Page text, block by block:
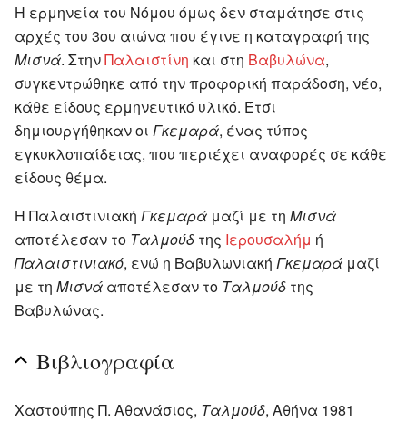
Η ερμηνεία του Νόμου όμως δεν σταμάτησε στις
αρχές του 3ου αιώνα που έγινε η καταγραφή της
Μισνά. ΣτηνΠαλαιστίνη και στη Βαβυλώνα,
συγκεντρώθηκε από την προφορική παράδοση, νέο,
κάθε είδους ερμηνευτικό υλικό. Έτσι
δημιουργήθηκαν οι Γκεμαρά, ένας τύπος
εγκυκλοπαίδειας, που περιέχει αναφορές σε κάθε
είδους θέμα.
Η Παλαιστινιακή Γκεμαρά μαζί με τη Μισνά
αποτέλεσαν το Ταλμούδ της Ιερουσαλήμ ή
Παλαιστινιακό, ενώ η Βαβυλωνιακή Γκεμαρά μαζί
με τη Μισνά αποτέλεσαν το Ταλμούδ της
Βαβυλώνας.
Βιβλιογραφία
Χαστούπης Π. Αθανάσιος, Ταλμούδ, Αθήνα 1981